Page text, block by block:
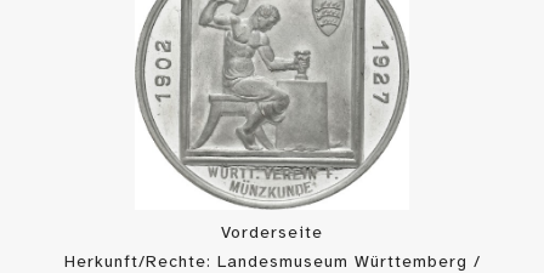
Vorderseite
Herkunft/Rechte: Landesmuseum Württemberg /